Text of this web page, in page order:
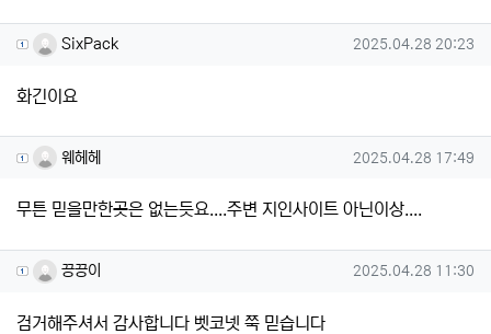
SixPack님의 댓글
SixPack 작성일
2025.04.28 20:23
화긴이요
웨헤헤님의 댓글
웨헤헤 작성일
2025.04.28 17:49
무튼 믿을만한곳은 없는듯요....주변 지인사이트 아닌이상....
끙끙이님의 댓글
끙끙이 작성일
2025.04.28 11:30
검거해주셔서 감사합니다 벳코넷 쭉 믿습니다